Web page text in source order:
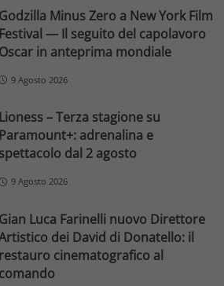
Godzilla Minus Zero a New York Film
Festival — Il seguito del capolavoro
Oscar in anteprima mondiale
9 Agosto 2026
Lioness – Terza stagione su
Paramount+: adrenalina e
spettacolo dal 2 agosto
9 Agosto 2026
Gian Luca Farinelli nuovo Direttore
dei David di Donatello: il
restauro cinematografico al
comando